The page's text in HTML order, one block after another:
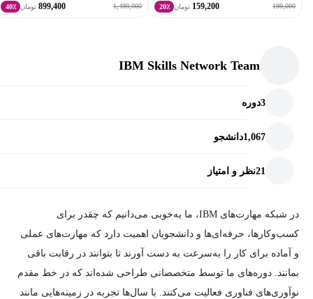
199,000
159,200 تومان 20٪ 1,499,000
899,400 تومان 40٪
IBM Skills Network Team
3دوره
1,067دانشجو
21نظر و امتیاز
در شبکه مهارت‌های IBM، ما به‌خوبی می‌دانیم که چقدر برای
کسب‌وکارها، حرفه‌ای‌ها و دانشجویان اهمیت دارد که مهارت‌های عملی
و آماده برای کار را به‌سرعت به دست آورند تا بتوانند در رقابت باقی
بمانند. دوره‌های ما توسط متخصصانی طراحی شده‌اند که در خط مقدم
نوآوری‌های فناوری فعالیت می‌کنند. با سال‌ها تجربه در زمینه‌هایی مانند